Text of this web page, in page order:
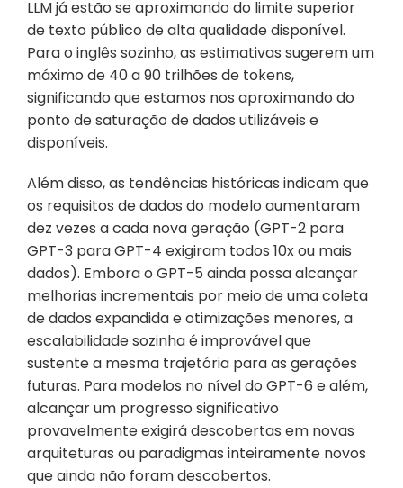
LLM já estão se aproximando do limite superior
de texto público de alta qualidade disponível.
Para o inglês sozinho, as estimativas sugerem um
máximo de 40 a 90 trilhões de tokens,
significando que estamos nos aproximando do
ponto de saturação de dados utilizáveis e
disponíveis.
Além disso, as tendências históricas indicam que
os requisitos de dados do modelo aumentaram
dez vezes a cada nova geração (GPT-2 para
GPT-3 para GPT-4 exigiram todos 10x ou mais
dados). Embora o GPT-5 ainda possa alcançar
melhorias incrementais por meio de uma coleta
de dados expandida e otimizações menores, a
escalabilidade sozinha é improvável que
sustente a mesma trajetória para as gerações
futuras. Para modelos no nível do GPT-6 e além,
alcançar um progresso significativo
provavelmente exigirá descobertas em novas
arquiteturas ou paradigmas inteiramente novos
que ainda não foram descobertos.